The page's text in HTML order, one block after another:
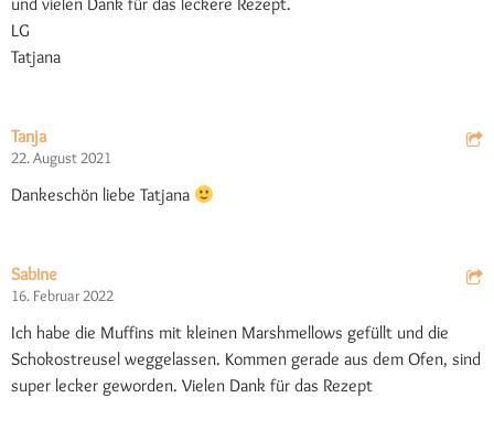
und vielen Dank für das leckere Rezept.
LG
Tatjana
Tanja
22. August 2021
Dankeschön liebe Tatjana
Sabine
16. Februar 2022
Ich habe die Muffins mit kleinen Marshmellows gefüllt und die
Schokostreusel weggelassen. Kommen gerade aus dem Ofen, sind
super lecker geworden. Vielen Dank für das Rezept